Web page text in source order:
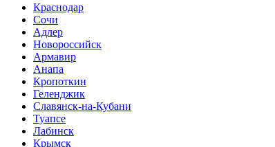
Краснодар
Сочи
Адлер
Новороссийск
Армавир
Анапа
Кропоткин
Геленджик
Славянск-на-Кубани
Туапсе
Лабинск
Крымск